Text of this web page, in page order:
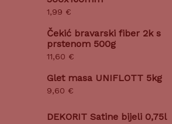
1,99 €
Čekić bravarski fiber 2k s
prstenom 500g
11,60 €
Glet masa UNIFLOTT 5kg
9,60 €
DEKORIT Satine bijeli 0,75l